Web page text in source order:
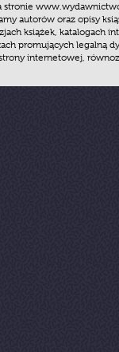
stronie
autorów oraz opisy
książek, katalogach
promujących legalną
internetowej,